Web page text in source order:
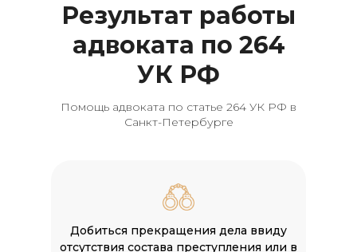
Результат работы
адвоката по 264
УК РФ
Помощь адвоката по статье 264 УК РФ в
Санкт-Петербурге
Добиться прекращения дела ввиду
отсутствия состава преступления или в